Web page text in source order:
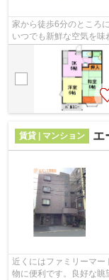
家から徒歩6分のところ
いつでも新鮮な空気を味
ポイント満載のフローラ
賃貸 | マンション エ
近くにはファミリーマー
物に便利です。良好な眺